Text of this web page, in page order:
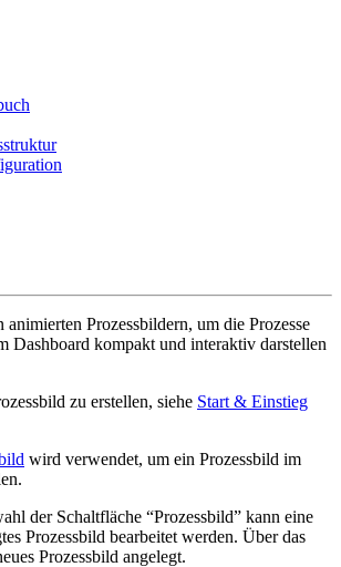
Prozessbildern, um die Prozesse
Dashboard kompakt und interaktiv darstellen
zu erstellen, siehe Start & Einstieg
wird verwendet, um ein Prozessbild im
der Schaltfläche “Prozessbild” kann eine
Prozessbild bearbeitet werden. Über das
Prozessbild angelegt.